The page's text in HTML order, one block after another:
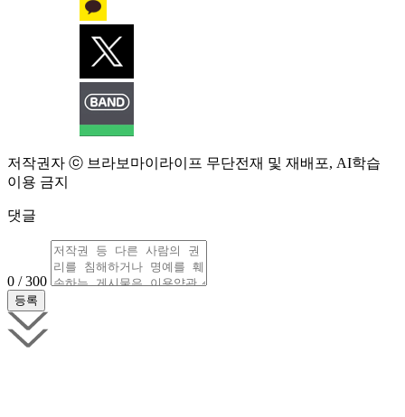
저작권자 ⓒ 브라보마이라이프 무단전재 및 재배포, AI학습
이용 금지
댓글
0 / 300